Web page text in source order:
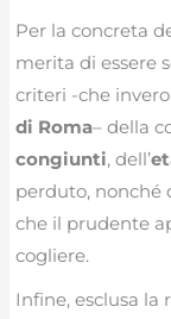
Per la concreta
merita di essere
criteri -che
di Roma– della
congiunti, dell’
perduto, nonché
che il prudente
cogliere.
Infine, esclusa